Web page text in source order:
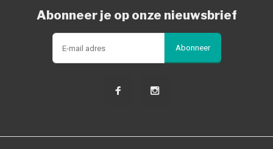
Abonneer je op onze nieuwsbrief
Abonneer